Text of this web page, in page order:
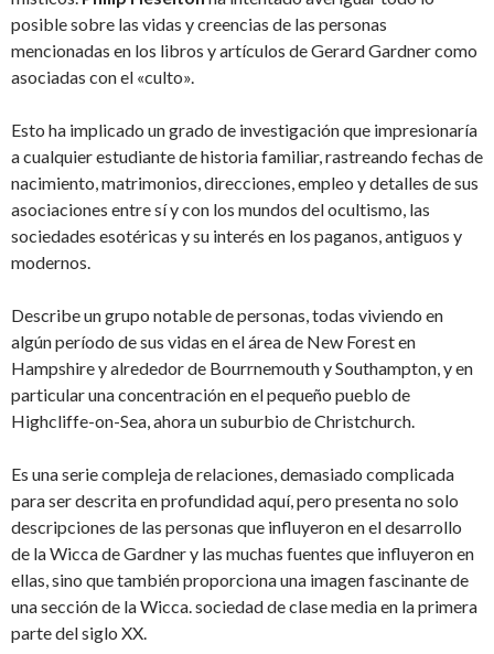
posible sobre las vidas y creencias de las personas
mencionadas en los libros y artículos de Gerard Gardner como
asociadas con el «culto».
Esto ha implicado un grado de investigación que impresionaría
a cualquier estudiante de historia familiar, rastreando fechas de
nacimiento, matrimonios, direcciones, empleo y detalles de sus
asociaciones entre sí y con los mundos del ocultismo, las
sociedades esotéricas y su interés en los paganos, antiguos y
modernos.
Describe un grupo notable de personas, todas viviendo en
algún período de sus vidas en el área de New Forest en
Hampshire y alrededor de Bourrnemouth y Southampton, y en
particular una concentración en el pequeño pueblo de
Highcliffe-on-Sea, ahora un suburbio de Christchurch.
Es una serie compleja de relaciones, demasiado complicada
para ser descrita en profundidad aquí, pero presenta no solo
descripciones de las personas que influyeron en el desarrollo
de la Wicca de Gardner y las muchas fuentes que influyeron en
ellas, sino que también proporciona una imagen fascinante de
una sección de la Wicca. sociedad de clase media en la primera
parte del siglo XX.